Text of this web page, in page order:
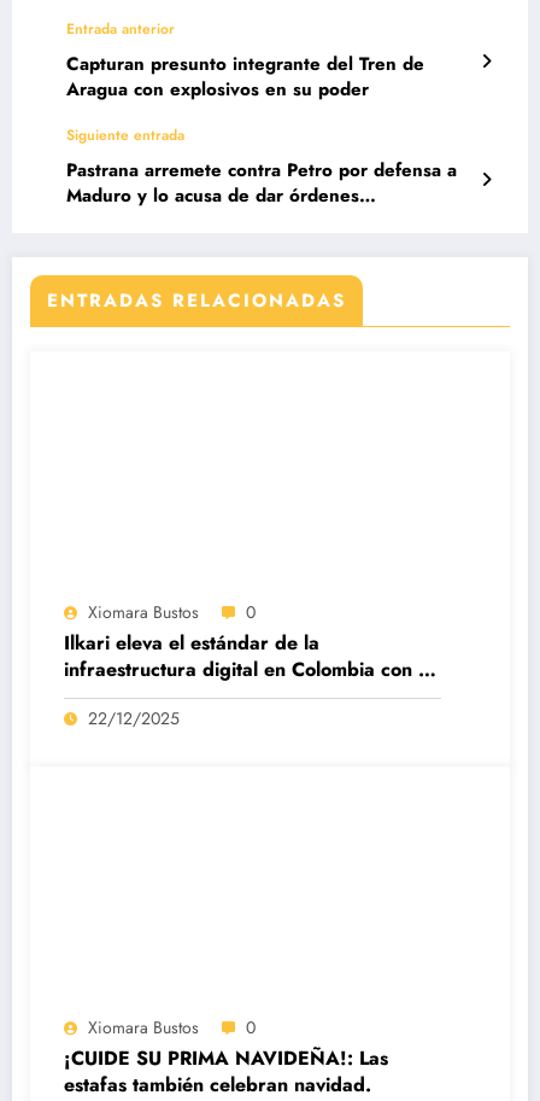
Entrada anterior
Capturan presunto integrante del Tren de
Aragua con explosivos en su poder
Siguiente entrada
Pastrana arremete contra Petro por defensa a
Maduro y lo acusa de dar órdenes
ENTRADAS RELACIONADAS
Xiomara Bustos 0
Ilkari eleva el estándar de la
infraestructura digital en Colombia con su
datacenter certificado Nivel IV de ICREA
22/12/2025
Xiomara Bustos 0
¡CUIDE SU PRIMA NAVIDEÑA!: Las
estafas también celebran navidad.